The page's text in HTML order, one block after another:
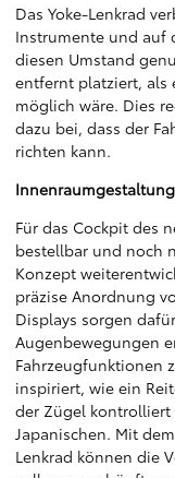
Das Yoke-Lenkrad
Instrumente und auf
diesen Umstand
entfernt platziert, als
möglich wäre. Dies
dazu bei, dass der
richten kann.
Für das Cockpit des
bestellbar und noch
Konzept
präzise Anordnung
Displays sorgen
Augenbewegungen
Fahrzeugfunktionen
inspiriert, wie ein
der Zügel kontrolliert
Japanischen. Mit
Lenkrad können die